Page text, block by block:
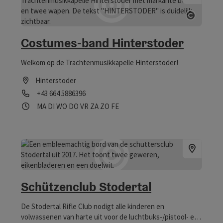
Costumes-band Hinterstoder
Welkom op de Trachtenmusikkapelle Hinterstoder!
Hinterstoder
Telefoon
+43 664 5886396
Openingstijden
MA maandag geopend
DI dinsdag geopend
WO woensdag geopend
DO donderdag geopend
VR vrijdag geopend
ZA zaterdag geopend
ZO zondag geopend
FEop feestdag geopend
Schützenclub Stodertal
De Stodertal Rifle Club nodigt alle kinderen en
volwassenen van harte uit voor de luchtbuks-/pistool- en